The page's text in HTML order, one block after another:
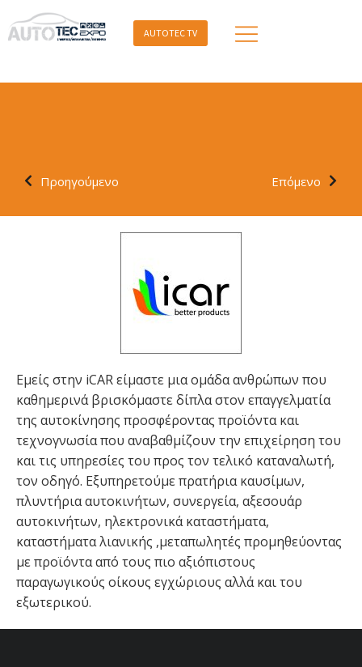
AUTOTEC TV
Προηγούμενο Επόμενο
Εμείς στην iCAR είμαστε μια ομάδα ανθρώπων που
καθημερινά βρισκόμαστε δίπλα στον επαγγελματία
της αυτοκίνησης προσφέροντας προϊόντα και
τεχνογνωσία που αναβαθμίζουν την επιχείρηση του
και τις υπηρεσίες του προς τον τελικό καταναλωτή,
τον οδηγό. Εξυπηρετούμε πρατήρια καυσίμων,
πλυντήρια αυτοκινήτων, συνεργεία, αξεσουάρ
αυτοκινήτων, ηλεκτρονικά καταστήματα,
καταστήματα λιανικής ,μεταπωλητές προμηθεύοντας
με προϊόντα από τους πιο αξιόπιστους
παραγωγικούς οίκους εγχώριους αλλά και του
εξωτερικού.